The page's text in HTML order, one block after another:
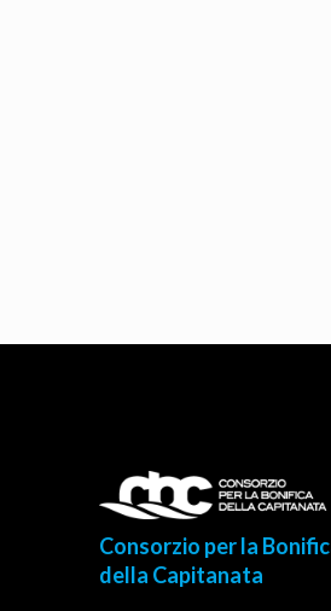
Consorzio per la
della Capitanata